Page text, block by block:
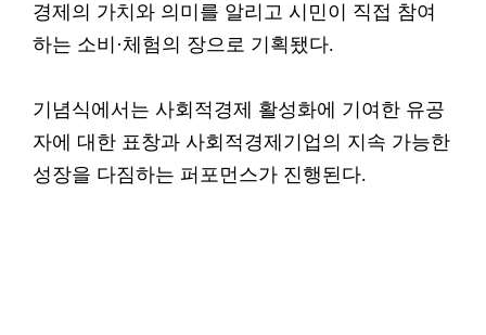
경제의 가치와 의미를 알리고 시민이 직접 참여
하는 소비·체험의 장으로 기획됐다.
기념식에서는 사회적경제 활성화에 기여한 유공
자에 대한 표창과 사회적경제기업의 지속 가능한
성장을 다짐하는 퍼포먼스가 진행된다.